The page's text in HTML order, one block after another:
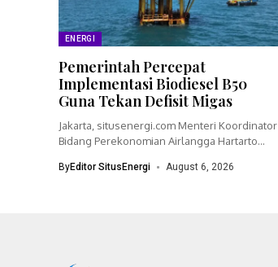
ENERGI
Pemerintah Percepat
Implementasi Biodiesel B50
Guna Tekan Defisit Migas
Jakarta, situsenergi.com Menteri Koordinator
Bidang Perekonomian Airlangga Hartarto
mempercepat...
ByEditor SitusEnergi August 6, 2026